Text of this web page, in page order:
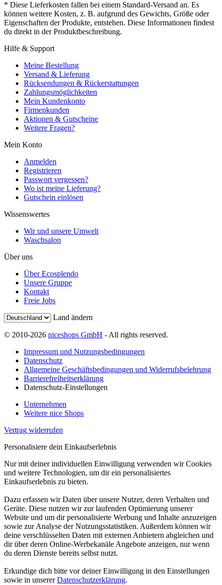
* Diese Lieferkosten fallen bei einem Standard-Versand an. Es
können weitere Kosten, z. B. aufgrund des Gewichts, Größe oder
Eigenschaften der Produkte, entstehen. Diese Informationen findest
du direkt in der Produktbeschreibung.
Hilfe & Support
Meine Bestellung
Versand & Lieferung
Rücksendungen & Rückerstattungen
Zahlungsmöglichkeiten
Mein Kundenkonto
Firmenkunden
Aktionen & Gutscheine
Weitere Fragen?
Mein Konto
Anmelden
Registrieren
Passwort vergessen?
Wo ist meine Lieferung?
Gutschein einlösen
Wissenswertes
Wir und unsere Umwelt
Waschsalon
Über uns
Über Ecosplendo
Unsere Gruppe
Kontakt
Freie Jobs
Land ändern
© 2010-2026 niceshops GmbH - All rights reserved.
Impressum und Nutzungsbedingungen
Datenschutz
Allgemeine Geschäftsbedingungen und Widerrufsbelehrung
Barrierefreiheitserklärung
Datenschutz-Einstellungen
Unternehmen
Weitere nice Shops
Vertrag widerrufen
Personalisiere dein Einkaufserlebnis
Nur mit deiner individuellen Einwilligung verwenden wir Cookies
und weitere Technologien, um dir ein personalisiertes
Einkaufserlebnis zu bieten.
Dazu erfassen wir Daten über unsere Nutzer, deren Verhalten und
Geräte. Diese nutzen wir zur laufenden Optimierung unserer
Website und um dir personalisierte Werbung und Inhalte anzuzeigen
sowie zur Analyse der Nutzungsstatistiken. Außerdem können wir
deine verschlüsselten Daten mit externen Anbietern abgleichen und
dir über deren Online-Werbekanäle Angebote anzeigen, nur wenn
du deren Dienste bereits selbst nutzt.
Erkundige dich bitte vor deiner Einwilligung in den Einstellungen
sowie in unsererDatenschutzerklärung.